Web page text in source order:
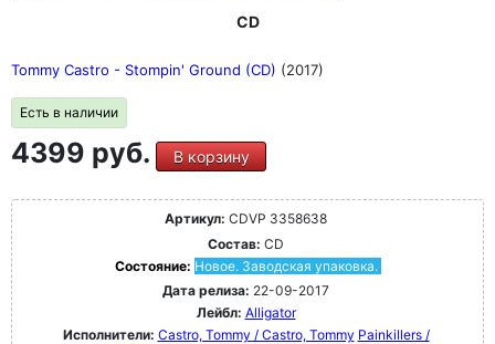
CD
Tommy Castro - Stompin' Ground (CD) (2017)
Есть в наличии
4399 руб. В корзину
Артикул: CDVP 3358638
Состав: CD
Состояние: Новое. Заводская упаковка.
Дата релиза: 22-09-2017
Лейбл: Alligator
Исполнители: Castro, Tommy / Castro, Tommy Painkillers /